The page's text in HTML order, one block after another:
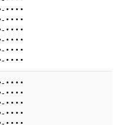
- • • • •
- • • • •
- • • • •
- • • • •
- • • • •
- • • • •
- • • • •
- • • • •
- • • • •
- • • • •